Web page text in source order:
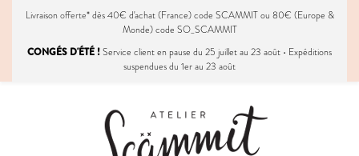
Livraison offerte* dès 40€ d'achat (France) code SCAMMIT ou 80€ (Europe &
Monde) code SO_SCAMMIT
CONGÉS D'ÉTÉ !Service client en pause du 25 juillet au 23 août • Expéditions
suspendues du 1er au 23 août